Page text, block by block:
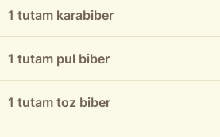
1 tutam karabiber
1 tutam pul biber
1 tutam toz biber